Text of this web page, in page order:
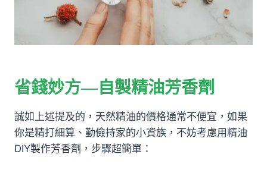
省錢妙方—自製精油芳香劑
誠如上述提及的，天然精油的價格通常不便宜，如果
你是精打細算、勤儉持家的小資族，不妨考慮用精油
DIY製作芳香劑，步驟超簡單：